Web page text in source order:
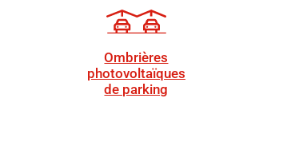
Ombrières
photovoltaïques
de parking